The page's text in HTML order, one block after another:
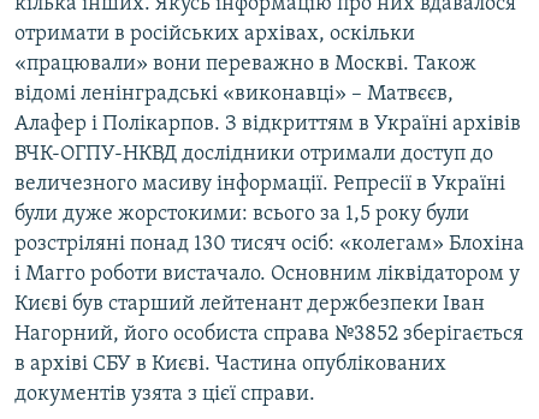
кілька інших. Якусь інформацію про них вдавалося
отримати в російських архівах, оскільки
«працювали» вони переважно в Москві. Також
відомі ленінградські «виконавці» – Матвєєв,
Алафер і Полікарпов. З відкриттям в Україні архівів
ВЧК-ОГПУ-НКВД дослідники отримали доступ до
величезного масиву інформації. Репресії в Україні
були дуже жорстокими: всього за 1,5 року були
розстріляні понад 130 тисяч осіб: «колегам» Блохіна
і Магго роботи вистачало. Основним ліквідатором у
Києві був старший лейтенант держбезпеки Іван
Нагорний, його особиста справа №3852 зберігається
в архіві СБУ в Києві. Частина опублікованих
документів узята з цієї справи.